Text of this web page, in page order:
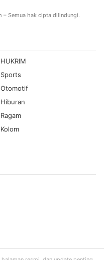
Semua hak cipta dilindungi.
HUKRIM
Sports
Otomotif
Hiburan
Ragam
Kolom